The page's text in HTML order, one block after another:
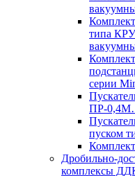
типа
серии
ПР-
пуском
Дробильно-
комплексы